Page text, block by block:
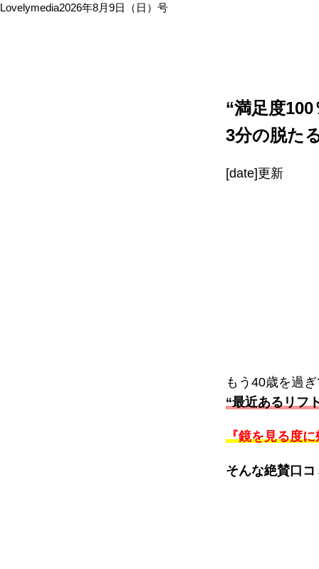
Lovelymedia2026年8月9日（日）号
“満足度
3分の脱た
[date]更新
もう40歳を過
“最近あるリフ
『鏡を見る度
そんな絶賛口